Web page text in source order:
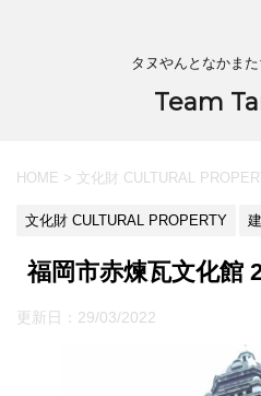
タヌやんとなかま
Team
HOME > 文化財 CULTURAL
文化財 CULTURAL PROPERTY
福岡市赤煉瓦文化館
更新日： 29/03/2022